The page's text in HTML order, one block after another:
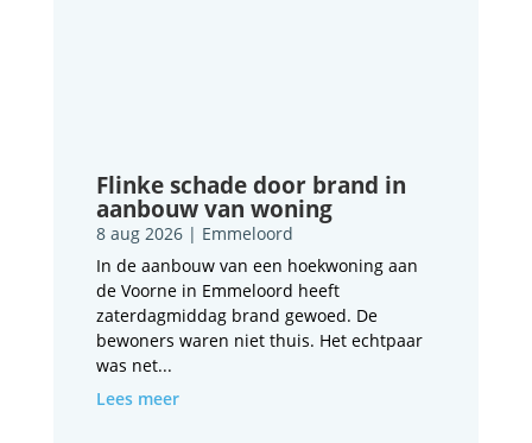
Flinke schade door brand in
aanbouw van woning
8 aug 2026| Emmeloord
In de aanbouw van een hoekwoning aan
de Voorne in Emmeloord heeft
zaterdagmiddag brand gewoed. De
bewoners waren niet thuis. Het echtpaar
was net...
Lees meer